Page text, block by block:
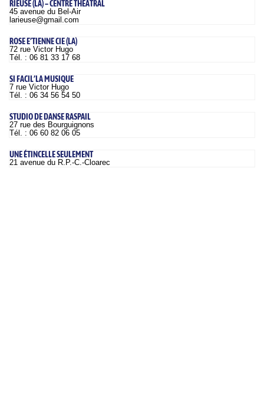
RIEUSE (LA) – CENTRE THÉÂTRAL
45 avenue du Bel-Air
larieuse@gmail.com
ROSE E’TIENNE CIE (LA)
72 rue Victor Hugo
Tél. : 06 81 33 17 68
SI FACIL’LA MUSIQUE
7 rue Victor Hugo
Tél. : 06 34 56 54 50
STUDIO DE DANSE RASPAIL
27 rue des Bourguignons
Tél. : 06 60 82 06 05
UNE ÉTINCELLE SEULEMENT
21 avenue du R.P.-C.-Cloarec